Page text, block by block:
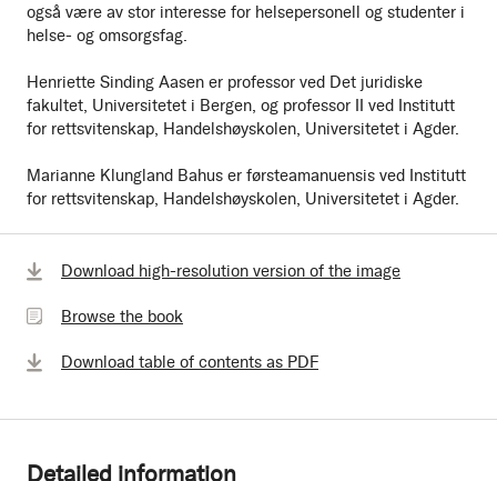
også være av stor interesse for helsepersonell og studenter i
helse- og omsorgsfag.
Henriette Sinding Aasen er professor ved Det juridiske
fakultet, Universitetet i Bergen, og professor II ved Institutt
for rettsvitenskap, Handelshøyskolen, Universitetet i Agder.
Marianne Klungland Bahus er førsteamanuensis ved Institutt
for rettsvitenskap, Handelshøyskolen, Universitetet i Agder.
Download high-resolution version of the image
Browse
bookBrowse the book
Download table of contents as PDF
Detailed information